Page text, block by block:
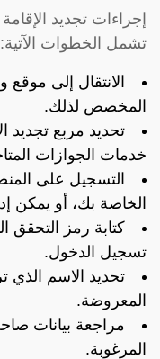
إجراءات تجديد
تشمل الخطوات الآتية:
الانتقال إلى موقع
المخصص لذلك.
تحديد مربع تجديد
خدمات الجوازات
التسجيل على
الخاصة بك، أو يمكن
كتابة رمز
تسجيل الدخول.
تحديد الاسم الذي
المعروضة.
مراجعة بيانات
المرغوبة.